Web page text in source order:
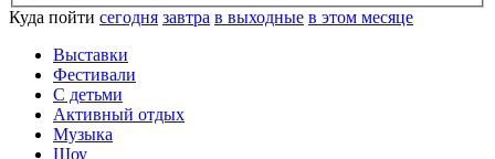
Куда пойти сегодня завтра в выходные в этом месяце
Выставки
Фестивали
С детьми
Активный отдых
Музыка
Шоу